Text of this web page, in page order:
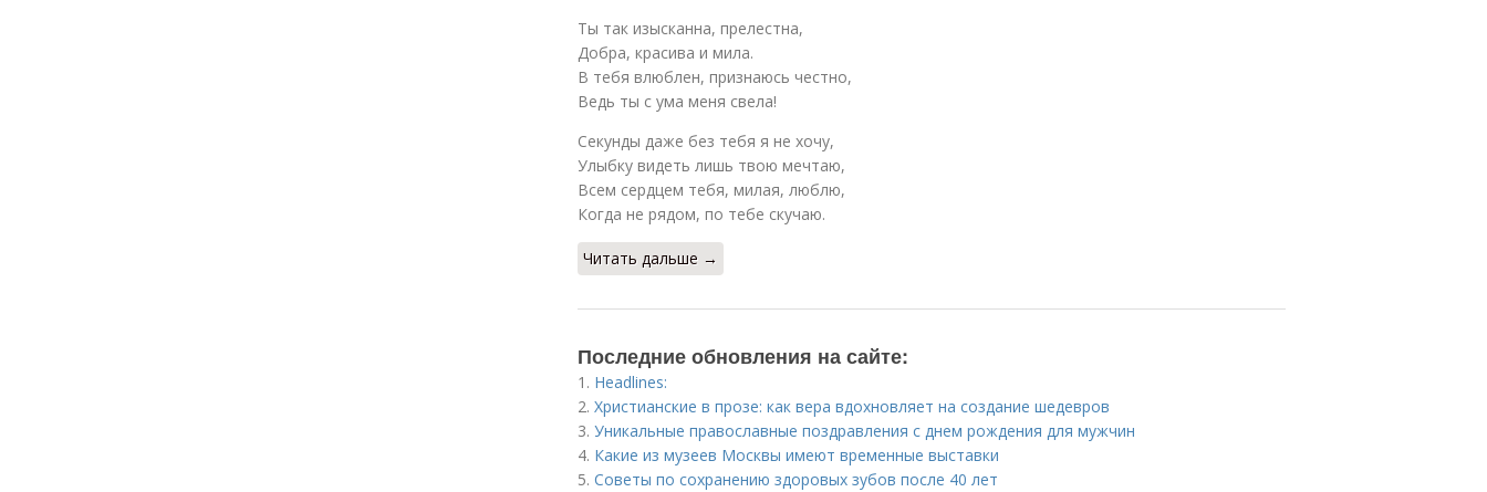
Ты так изысканна, прелестна,
Добра, красива и мила.
В тебя влюблен, признаюсь честно,
Ведь ты с ума меня свела!
Секунды даже без тебя я не хочу,
Улыбку видеть лишь твою мечтаю,
Всем сердцем тебя, милая, люблю,
Когда не рядом, по тебе скучаю.
Читать дальше →
Последние обновления на сайте:
1. Headlines:
2. Христианские в прозе: как вера вдохновляет на создание шедевров
3. Уникальные православные поздравления с днем рождения для мужчин
4. Какие из музеев Москвы имеют временные выставки
5. Советы по сохранению здоровых зубов после 40 лет